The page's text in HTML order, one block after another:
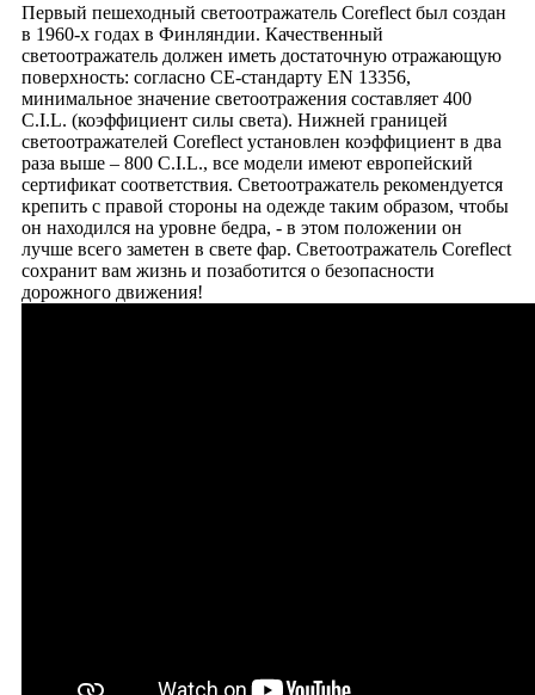
Первый пешеходный светоотражатель Coreflect был создан
в 1960-х годах в Финляндии. Качественный
светоотражатель должен иметь достаточную отражающую
поверхность: согласно CE-стандарту EN 13356,
минимальное значение светоотражения составляет 400
C.I.L. (коэффициент силы света). Нижней границей
светоотражателей Coreflect установлен коэффициент в два
раза выше – 800 C.I.L., все модели имеют европейский
сертификат соответствия. Светоотражатель рекомендуется
крепить с правой стороны на одежде таким образом, чтобы
он находился на уровне бедра, - в этом положении он
лучше всего заметен в свете фар. Светоотражатель Coreflect
сохранит вам жизнь и позаботится о безопасности
дорожного движения!